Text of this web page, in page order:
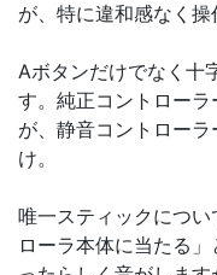
が、特に違和感なく操
Aボタンだけでなく十
す。純正コントロー
が、静音コントロー
け。
唯一スティックにつ
ローラ本体に当たる